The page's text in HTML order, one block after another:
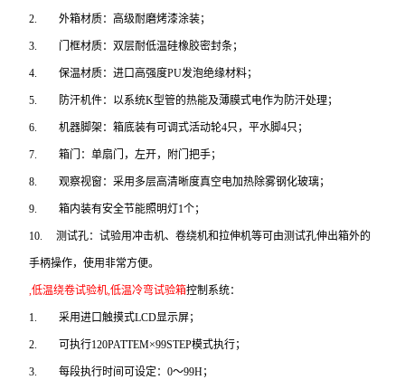
2.外箱材质： 高级耐磨烤漆涂装；
3. 门框材质：双层耐低温硅橡胶密封条；
4.保温材质：进口高强度PU发泡绝缘材料；
5. 防汗机件：以系统K型管的热能及薄膜式电作为防汗处理；
6.机器脚架：箱底装有可调式活动轮4只，平水脚4只 ；
7.箱门：单扇门，左开，附门把手；
8.观察视窗：采用多层高清晰度真空电加热除雾钢化玻璃；
9.箱内装有安全节能照明灯1个；
10.测试孔：试验用冲击机、卷绕机和拉伸机等可由测试孔伸出箱外的
手柄操作，使用非常方便。
,低温绕卷试验机,低温冷弯试验箱控制系统：
1.采用进口触摸式LCD显示屏；
2. 可执行120PATTEM×99STEP模式执行；
3.每段执行时间可设定：0～99H；